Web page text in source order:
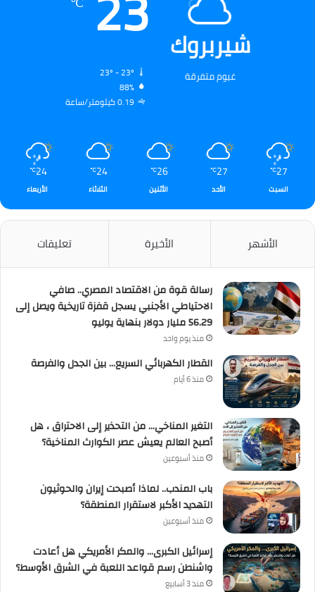
شيربروك
غيوم متفرقة
88%
0.19 كيلومتر/ساعة
27
℃
السبت
27
℃
الأحد
26
℃
الأثنين
24
℃
الثلاثاء
24
℃
الأربعاء
الأشهر الأخيرة تعليقات
رسالة قوة من الاقتصاد المصري.. صافي
الاحتياطي الأجنبي يسجل قفزة تاريخية ويصل إلى
56.29 مليار دولار بنهاية يوليو
منذ يوم واحد
القطار الكهربائي السريع… بين الجدل والفرصة
منذ 6 أيام
التغير المناخي… من التحذير إلى الاحتراق ، هل
أصبح العالم يعيش عصر الكوارث المناخية؟
منذ أسبوعين
باب المندب.. لماذا أصبحت إيران والحوثيون
التهديد الأكبر لاستقرار المنطقة؟
منذ أسبوعين
إسرائيل الكبرى… والمكر الأمريكي هل أعادت
واشنطن رسم قواعد اللعبة في الشرق الأوسط؟
منذ 3 أسابيع